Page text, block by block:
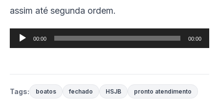
assim até segunda ordem.
Tocador
00:00 00:00
Tags: boatos fechado HSJB pronto atendimento